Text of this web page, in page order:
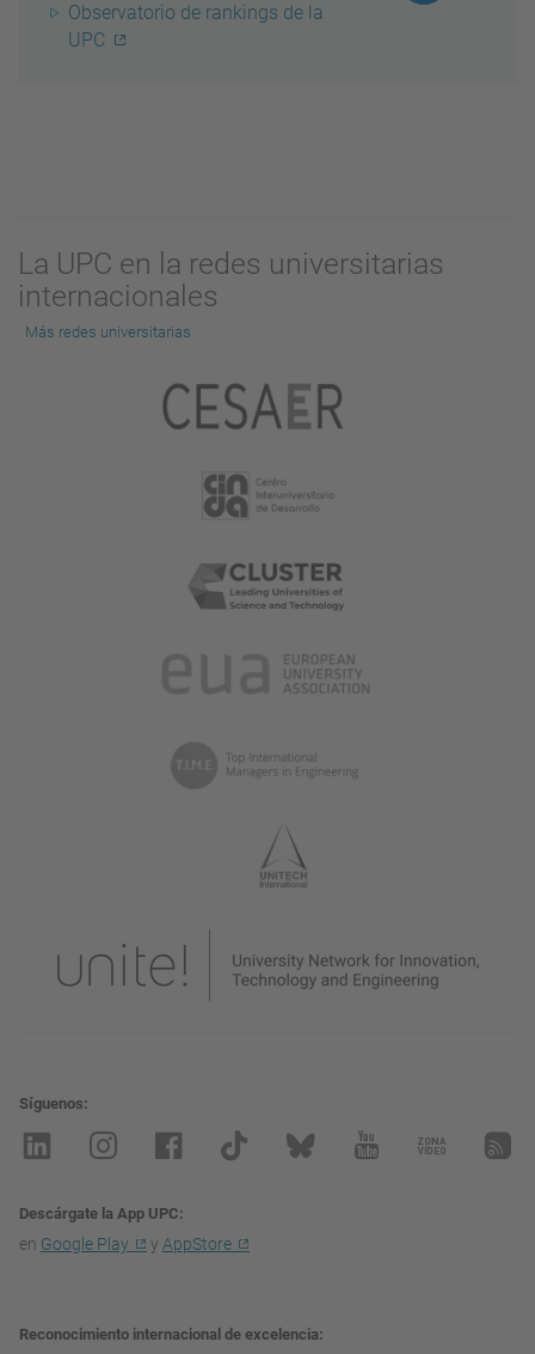
Observatorio de rankings de la
UPC
La UPC en la redes universitarias
internacionales
Más redes universitarias
Síguenos
Descárgate la App UPC
en Google Play y AppStore
Reconocimiento internacional de excelencia